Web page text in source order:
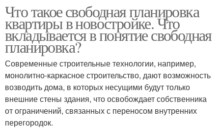
Что такое свободная планировка
квартиры в новостройке. Что
вкладывается в понятие свободная
планировка?
Современные строительные технологии, например,
монолитно-каркасное строительство, дают возможность
возводить дома, в которых несущими будут только
внешние стены здания, что освобождает собственника
от ограничений, связанных с переносом внутренних
перегородок.